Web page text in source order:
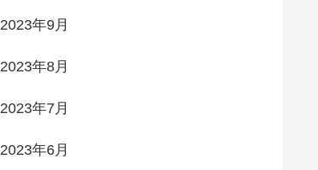
2023年9月
2023年8月
2023年7月
2023年6月